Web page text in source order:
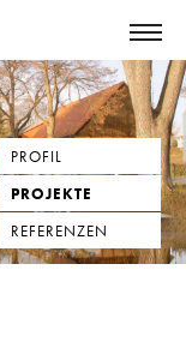
PROFIL
PROJEKTE
REFERENZEN